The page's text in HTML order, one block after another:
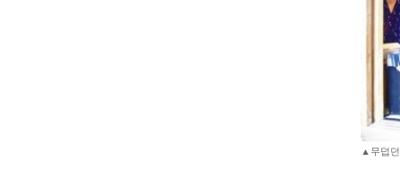
▲무덥